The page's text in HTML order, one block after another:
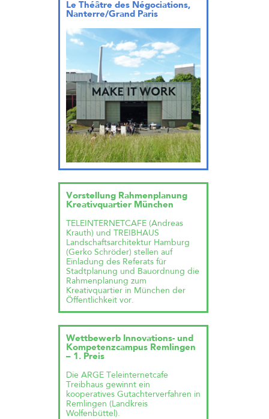
Le Théâtre des Négociations,
Nanterre/Grand Paris
Vorstellung Rahmenplanung
Kreativquartier München
TELEINTERNETCAFE (Andreas
Krauth) und TREIBHAUS
Landschaftsarchitektur Hamburg
(Gerko Schröder) stellen auf
Einladung des Referats für
Stadtplanung und Bauordnung die
Rahmenplanung zum
Kreativquartier in München der
Öffentlichkeit vor.
Wettbewerb Innovations- und
Kompetenzcampus Remlingen
– 1. Preis
Die ARGE Teleinternetcafe
Treibhaus gewinnt ein
kooperatives Gutachterverfahren in
Remlingen (Landkreis
Wolfenbüttel).